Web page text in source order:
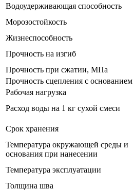
Водоудерживающая способность
Морозостойкость
Жизнеспособность
Прочность на изгиб
Прочность при сжатии, МПа
Прочность сцепления с основанием
Рабочая нагрузка
Расход воды на 1 кг сухой смеси
Срок хранения
Температура окружающей среды и
основания при нанесении
Температура эксплуатации
Толщина шва